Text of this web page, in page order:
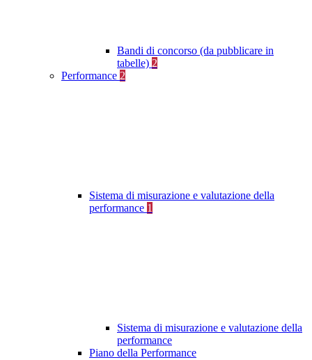
Bandi di concorso (da pubblicare in
tabelle) 2
Performance 2
Sistema di misurazione e valutazione della
performance 1
Sistema di misurazione e valutazione della
performance
Piano della Performance